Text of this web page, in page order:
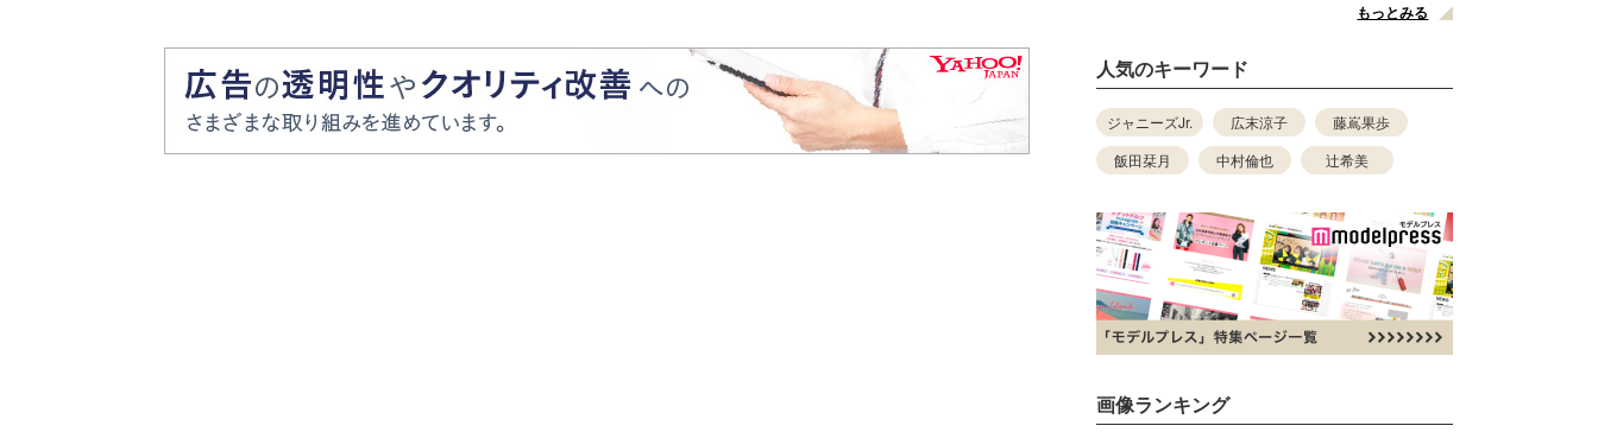
もっとみる
人気のキーワード
ジャニーズJr. 広末涼子
藤嶌果歩
飯田栞月
中村倫也 辻希美
画像ランキング